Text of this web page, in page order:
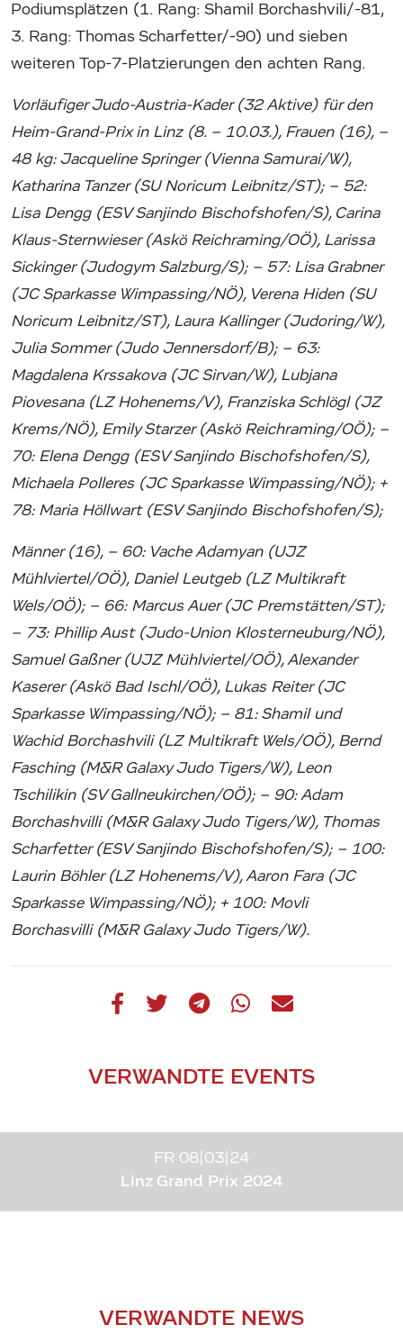
Podiumsplätzen (1. Rang: Shamil Borchashvili/-81,
3. Rang: Thomas Scharfetter/-90) und sieben
weiteren Top-7-Platzierungen den achten Rang.
Vorläufiger Judo-Austria-Kader (32 Aktive) für den
Heim-Grand-Prix in Linz (8. – 10.03.), Frauen (16), –
48 kg: Jacqueline Springer (Vienna Samurai/W),
Katharina Tanzer (SU Noricum Leibnitz/ST); – 52:
Lisa Dengg (ESV Sanjindo Bischofshofen/S), Carina
Klaus-Sternwieser (Askö Reichraming/OÖ), Larissa
Sickinger (Judogym Salzburg/S); – 57: Lisa Grabner
(JC Sparkasse Wimpassing/NÖ), Verena Hiden (SU
Noricum Leibnitz/ST), Laura Kallinger (Judoring/W),
Julia Sommer (Judo Jennersdorf/B); – 63:
Magdalena Krssakova (JC Sirvan/W), Lubjana
Piovesana (LZ Hohenems/V), Franziska Schlögl (JZ
Krems/NÖ), Emily Starzer (Askö Reichraming/OÖ); –
70: Elena Dengg (ESV Sanjindo Bischofshofen/S),
Michaela Polleres (JC Sparkasse Wimpassing/NÖ); +
78: Maria Höllwart (ESV Sanjindo Bischofshofen/S);
Männer (16), – 60: Vache Adamyan (UJZ
Mühlviertel/OÖ), Daniel Leutgeb (LZ Multikraft
Wels/OÖ); – 66: Marcus Auer (JC Premstätten/ST);
– 73: Phillip Aust (Judo-Union Klosterneuburg/NÖ),
Samuel Gaßner (UJZ Mühlviertel/OÖ), Alexander
Kaserer (Askö Bad Ischl/OÖ), Lukas Reiter (JC
Sparkasse Wimpassing/NÖ); – 81: Shamil und
Wachid Borchashvili (LZ Multikraft Wels/OÖ), Bernd
Fasching (M&R Galaxy Judo Tigers/W), Leon
Tschilikin (SV Gallneukirchen/OÖ); – 90: Adam
Borchashvilli (M&R Galaxy Judo Tigers/W), Thomas
Scharfetter (ESV Sanjindo Bischofshofen/S); – 100:
Laurin Böhler (LZ Hohenems/V), Aaron Fara (JC
Sparkasse Wimpassing/NÖ); + 100: Movli
Borchasvilli (M&R Galaxy Judo Tigers/W).
VERWANDTE EVENTS
FR 08|03|24
Linz Grand Prix 2024
VERWANDTE NEWS